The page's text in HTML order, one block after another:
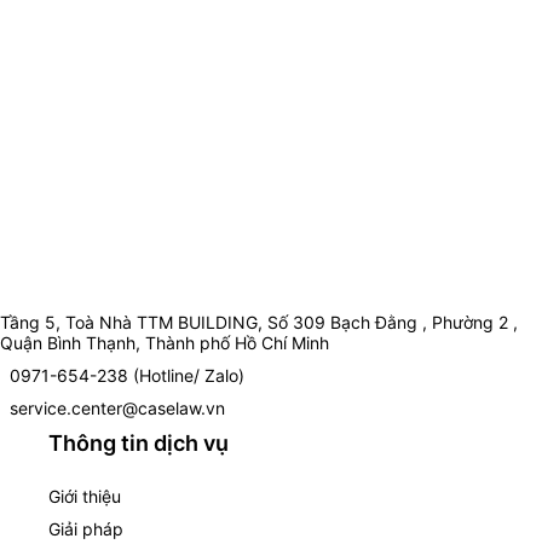
Tầng 5, Toà Nhà TTM BUILDING, Số 309 Bạch Đằng , Phường 2 ,
Quận Bình Thạnh, Thành phố Hồ Chí Minh
0971-654-238 (Hotline/ Zalo)
service.center@caselaw.vn
Thông tin dịch vụ
Giới thiệu
Giải pháp